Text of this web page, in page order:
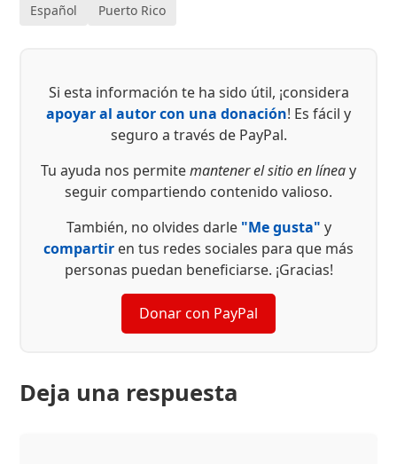
Español Puerto Rico
Si esta información te ha sido útil, ¡considera
apoyar al autor con una donación! Es fácil y
seguro a través de PayPal.
Tu ayuda nos permitemantener el sitio en líneay
seguir compartiendo contenido valioso.
También, no olvides darle "Me gusta" y
compartir en tus redes sociales para que más
personas puedan beneficiarse. ¡Gracias!
Donar con PayPal
Deja una respuesta